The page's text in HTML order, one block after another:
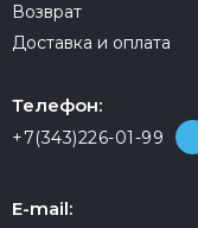
Возврат
Доставка и оплата
Телефон:
+7(343)226-01-99
E-mail: